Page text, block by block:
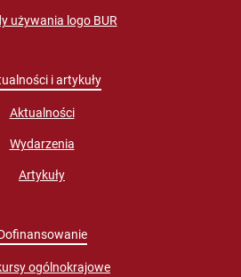
używania logo BUR
i artykuły
Aktualności
Wydarzenia
Artykuły
ogólnokrajowe